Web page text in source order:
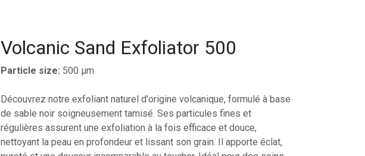
Volcanic Sand Exfoliator 500
Particle size: 500 µm
Découvrez notre exfoliant naturel d'origine volcanique, formulé à base
de sable noir soigneusement tamisé. Ses particules fines et
régulières assurent une exfoliation à la fois efficace et douce,
nettoyant la peau en profondeur et lissant son grain. Il apporte éclat,